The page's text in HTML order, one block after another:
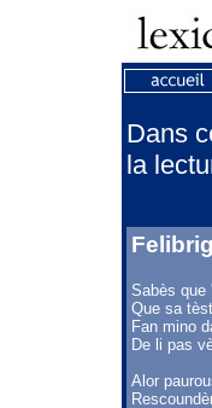
Dans
la
Sabès que
Que sa
Fan mino
De li pas
Alor